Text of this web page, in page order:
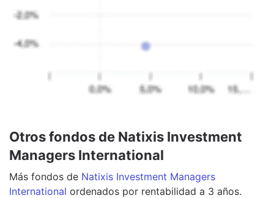
Otros fondos de Natixis Investment
Managers International
Más fondos de Natixis Investment Managers
International ordenados por rentabilidad a 3 años.